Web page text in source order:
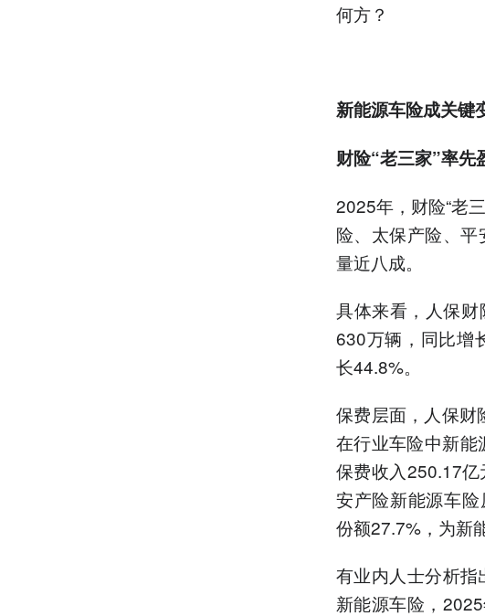
何方？
新能源车险成关键
财险“老三家”率先
2025年，财险“老
险、太保产险、
量近八成。
具体来看，人保
630万辆，同比增
长44.8%。
保费层面，人保财
在行业车险中新能
保费收入250.17
安产险新能源车
份额27.7%，为新
有业内人士分析指
新能源车险，